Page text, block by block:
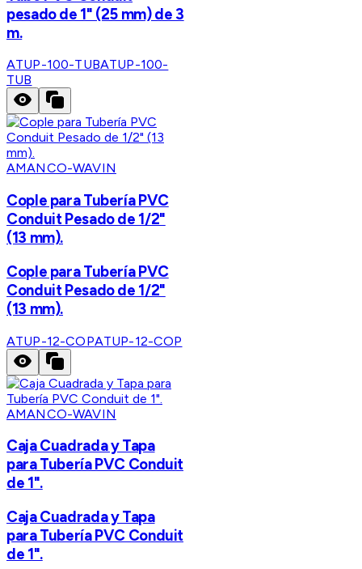
pesado de 1" (25 mm) de 3
m.
ATUP-100-TUBATUP-100-
TUB
AMANCO-WAVIN
Cople para Tubería PVC
Conduit Pesado de 1/2"
(13 mm).
Cople para Tubería PVC
Conduit Pesado de 1/2"
(13 mm).
ATUP-12-COPATUP-12-COP
AMANCO-WAVIN
Caja Cuadrada y Tapa
para Tubería PVC Conduit
de 1".
Caja Cuadrada y Tapa
para Tubería PVC Conduit
de 1".